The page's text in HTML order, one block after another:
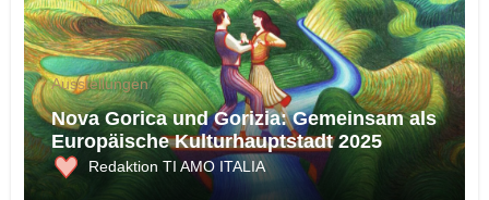
Ausstellungen
Nova Gorica und Gorizia: Gemeinsam als
Europäische Kulturhauptstadt 2025
Redaktion TI AMO ITALIA